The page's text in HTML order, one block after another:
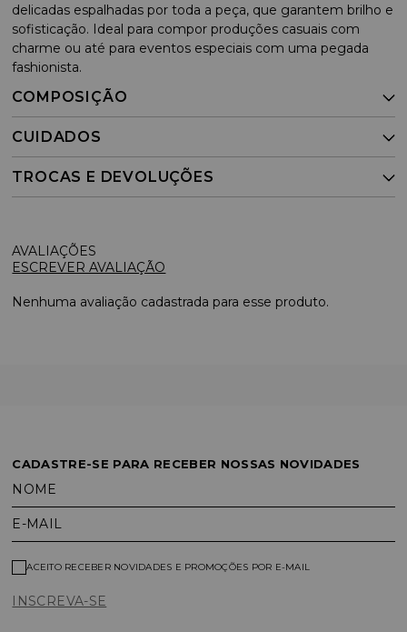
delicadas espalhadas por toda a peça, que garantem brilho e
sofisticação. Ideal para compor produções casuais com
charme ou até para eventos especiais com uma pegada
fashionista.
COMPOSIÇÃO
CUIDADOS
TROCAS E DEVOLUÇÕES
ESCREVER AVALIAÇÃO
Nenhuma avaliação cadastrada para esse produto.
CADASTRE-SE PARA RECEBER NOSSAS NOVIDADES
NOME
E-MAIL
INSCREVA-SE
ACEITO RECEBER NOVIDADES E PROMOÇÕES POR E-MAIL